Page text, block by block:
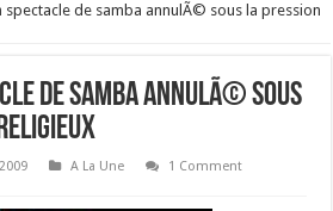
spectacle de samba annulÃ© sous la pression
de samba annulÃ© sous
A La Une
1 Comment